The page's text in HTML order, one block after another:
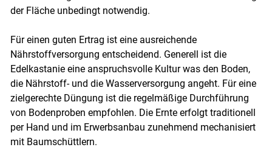
der Fläche unbedingt notwendig.
Für einen guten Ertrag ist eine ausreichende
Nährstoffversorgung entscheidend. Generell ist die
Edelkastanie eine anspruchsvolle Kultur was den Boden,
die Nährstoff- und die Wasserversorgung angeht. Für eine
zielgerechte Düngung ist die regelmäßige Durchführung
von Bodenproben empfohlen. Die Ernte erfolgt traditionell
per Hand und im Erwerbsanbau zunehmend mechanisiert
mit Baumschüttlern.